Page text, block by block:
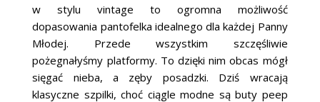
w stylu vintage to ogromna możliwość
dopasowania pantofelka idealnego dla każdej Panny
Młodej. Przede wszystkim szczęśliwie
pożegnałyśmy platformy. To dzięki nim obcas mógł
sięgać nieba, a zęby posadzki. Dziś wracają
klasyczne szpilki, choć ciągle modne są buty peep